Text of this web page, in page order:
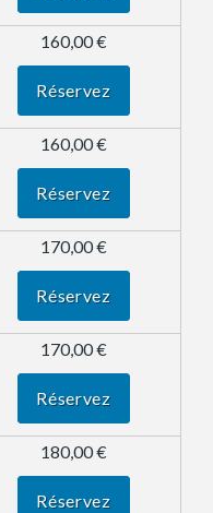
160,00 €
Réservez
160,00 €
Réservez
170,00 €
Réservez
170,00 €
Réservez
180,00 €
Réservez